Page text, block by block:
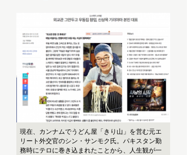
現在、カンナムでうどん屋「きり山」を営む元エ
リート外交官のシン・サンモク氏。パキスタン勤
務時にテロに巻き込まれたことから、人生観が一